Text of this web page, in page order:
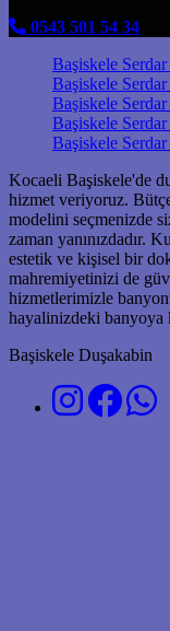
0543 501 54 34
Başiskele
Başiskele
Başiskele
Başiskele
Başiskele
Kocaeli Başiskele'de
hizmet veriyoruz.
modelini seçmenizde
zaman yanınızdadır.
estetik ve kişisel bir
mahremiyetinizi de
hizmetlerimizle
hayalinizdeki banyoya
Başiskele Duşakabin